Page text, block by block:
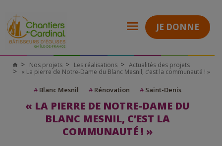
JE DONNE
Nos projets Les réalisations
Actualités des projets
« La pierre de Notre-Dame du Blanc Mesnil, c’est la communauté ! »
#Blanc Mesnil #Rénovation #Saint-Denis
« LA PIERRE DE NOTRE-DAME DU
BLANC MESNIL, C’EST LA
COMMUNAUTÉ ! »